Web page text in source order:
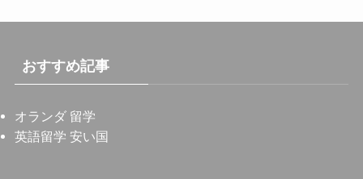
おすすめ記事
オランダ 留学
英語留学 安い国